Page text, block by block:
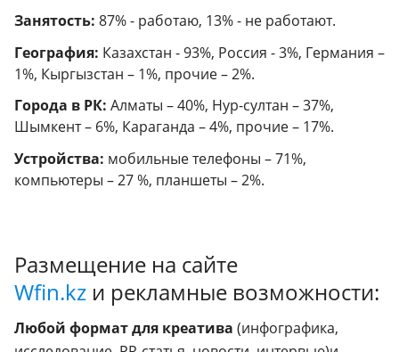
Занятость: 87% - работаю, 13% - не работают.
География: Казахстан - 93%, Россия - 3%, Германия –
1%, Кыргызстан – 1%, прочие – 2%.
Города в РК: Алматы – 40%, Нур-султан – 37%,
Шымкент – 6%, Караганда – 4%, прочие – 17%.
Устройства: мобильные телефоны – 71%,
компьютеры – 27 %, планшеты – 2%.
Размещение на сайте
Wfin.kz и рекламные возможности:
Любой формат для креатива (инфографика,